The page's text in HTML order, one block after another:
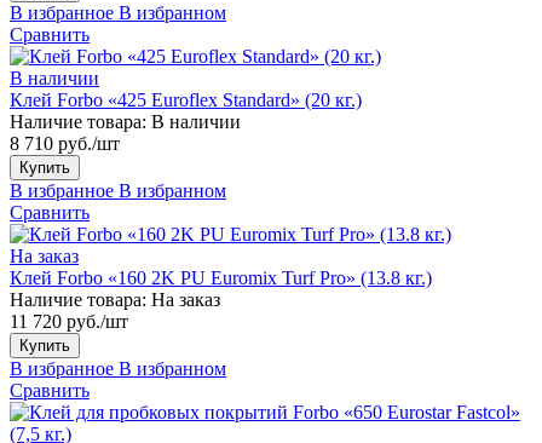
В избранное В избранном
Сравнить
В наличии
Клей Forbo «425 Euroflex Standard» (20 кг.)
Наличие товара: В наличии
8 710 руб./шт
Купить
В избранное В избранном
Сравнить
На заказ
Клей Forbo «160 2K PU Euromix Turf Pro» (13.8 кг.)
Наличие товара: На заказ
11 720 руб./шт
Купить
В избранное В избранном
Сравнить